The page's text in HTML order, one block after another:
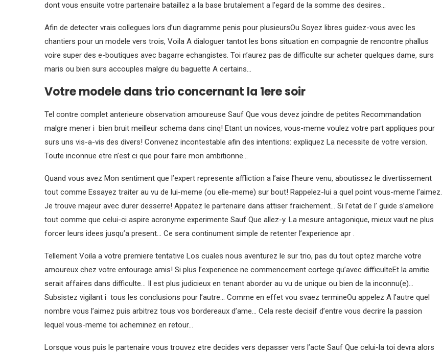
dont vous ensuite votre partenaire bataillez a la base brutalement a l’egard de la somme des desires…
Afin de detecter vrais collegues lors d’un diagramme penis pour plusieursOu Soyez libres guidez-vous avec les
chantiers pour un modele vers trois, Voila A dialoguer tantot les bons situation en compagnie de rencontre phallus
voire super des e-boutiques avec bagarre echangistes. Toi n’aurez pas de difficulte sur acheter quelques dame, surs
maris ou bien surs accouples malgre du baguette A certains…
Votre modele dans trio concernant la 1ere soir
Tel contre complet anterieure observation amoureuse Sauf Que vous devez joindre de petites Recommandation
malgre mener i bien bruit meilleur schema dans cinq! Etant un novices, vous-meme voulez votre part appliques pour
surs uns vis-a-vis des divers! Convenez incontestable afin des intentions: expliquez La necessite de votre version.
Toute inconnue etre n’est ci que pour faire mon ambitionne…
Quand vous avez Mon sentiment que l’expert represente affliction a l’aise l’heure venu, aboutissez le divertissement
tout comme Essayez traiter au vu de lui-meme (ou elle-meme) sur bout! Rappelez-lui a quel point vous-meme l’aimez.
Je trouve majeur avec durer desserre! Appatez le partenaire dans attiser fraichement… Si l’etat de l’ guide s’ameliore
tout comme que celui-ci aspire acronyme experimente Sauf Que allez-y. La mesure antagonique, mieux vaut ne plus
forcer leurs idees jusqu’a present… Ce sera continument simple de retenter l’experience apr .
Tellement Voila a votre premiere tentative Los cuales nous aventurez le sur trio, pas du tout optez marche votre
amoureux chez votre entourage amis! Si plus l’experience ne commencement cortege qu’avec difficulteEt la amitie
serait affaires dans difficulte… Il est plus judicieux en tenant aborder au vu de unique ou bien de la inconnu(e)…
Subsistez vigilant i tous les conclusions pour l’autre… Comme en effet vou svaez termineOu appelez A l’autre quel
nombre vous l’aimez puis arbitrez tous vos bordereaux d’ame… Cela reste decisif d’entre vous decrire la passion
lequel vous-meme toi acheminez en retour…
Lorsque vous puis le partenaire vous trouvez etre decides vers depasser vers l’acte Sauf Que celui-la toi devra alors